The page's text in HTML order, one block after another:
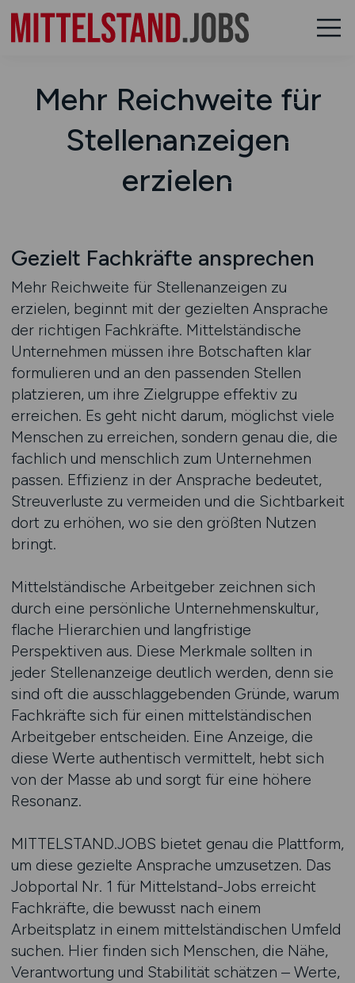
Mehr Reichweite für
Stellenanzeigen
erzielen
Gezielt Fachkräfte ansprechen
Mehr Reichweite für Stellenanzeigen zu
erzielen, beginnt mit der gezielten Ansprache
der richtigen Fachkräfte. Mittelständische
Unternehmen müssen ihre Botschaften klar
formulieren und an den passenden Stellen
platzieren, um ihre Zielgruppe effektiv zu
erreichen. Es geht nicht darum, möglichst viele
Menschen zu erreichen, sondern genau die, die
fachlich und menschlich zum Unternehmen
passen. Effizienz in der Ansprache bedeutet,
Streuverluste zu vermeiden und die Sichtbarkeit
dort zu erhöhen, wo sie den größten Nutzen
bringt.
Mittelständische Arbeitgeber zeichnen sich
durch eine persönliche Unternehmenskultur,
flache Hierarchien und langfristige
Perspektiven aus. Diese Merkmale sollten in
jeder Stellenanzeige deutlich werden, denn sie
sind oft die ausschlaggebenden Gründe, warum
Fachkräfte sich für einen mittelständischen
Arbeitgeber entscheiden. Eine Anzeige, die
diese Werte authentisch vermittelt, hebt sich
von der Masse ab und sorgt für eine höhere
Resonanz.
MITTELSTAND.JOBS bietet genau die Plattform,
um diese gezielte Ansprache umzusetzen. Das
Jobportal Nr. 1 für Mittelstand-Jobs erreicht
Fachkräfte, die bewusst nach einem
Arbeitsplatz in einem mittelständischen Umfeld
suchen. Hier finden sich Menschen, die Nähe,
Verantwortung und Stabilität schätzen – Werte,